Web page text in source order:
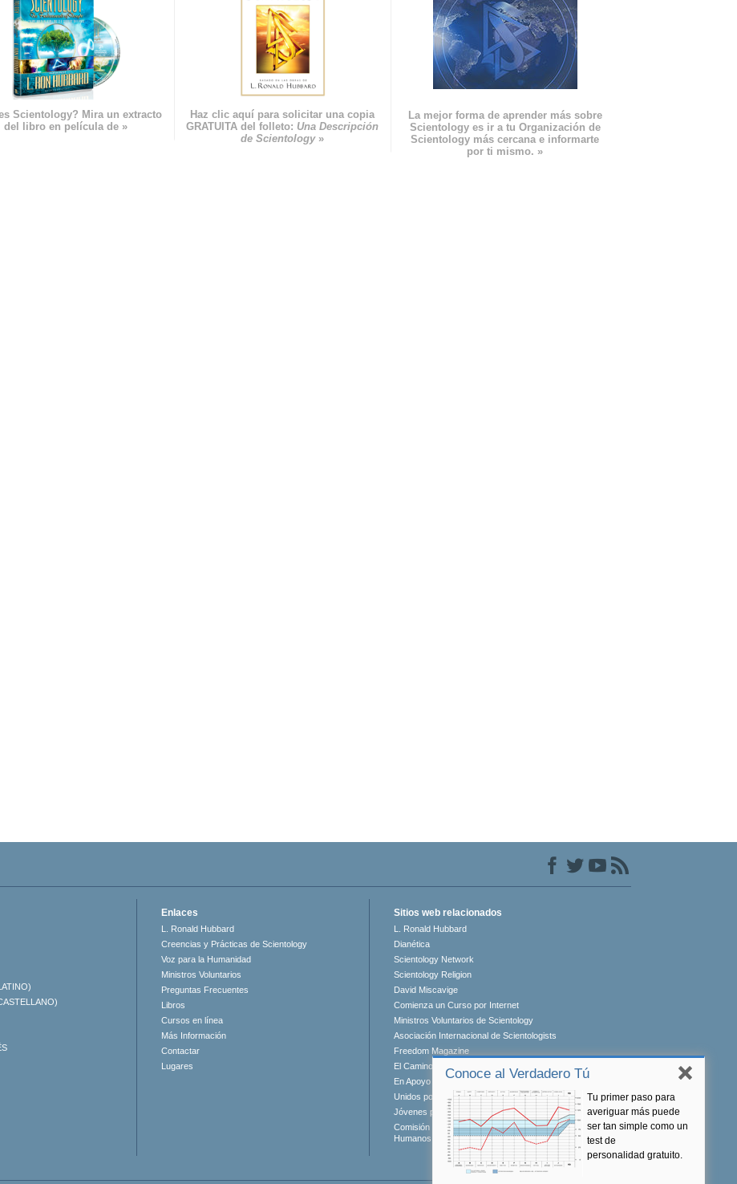
Scientology? Mira un extracto
del libro en película de »
Haz clic aquí para solicitar una copia
GRATUITA del folleto: Una Descripción
de Scientology»
La mejor forma de aprender más sobre
Scientology es ir a tu Organización de
Scientology más cercana e informarte
por ti mismo. »
Conoce al Verdadero Tú
Tu primer paso para
averiguar más puede
ser tan simple como un
test de
personalidad gratuito.
Enlaces
L. Ronald Hubbard
Creencias y Prácticas de Scientology
Voz para la Humanidad
Ministros Voluntarios
Preguntas Frecuentes
Libros
Cursos en línea
Más Información
Contactar
Lugares
Sitios web relacionados
L. Ronald Hubbard
Dianética
Scientology Network
Scientology Religion
David Miscavige
Comienza un Curso por Internet
Ministros Voluntarios de Scientology
Asociación Internacional de Scientologists
Freedom Magazine
El Camino a la Felicidad
En Apoyo de Un Mundo Sin Drogas
Unidos por los Derechos Humanos
Jóvenes por los Derechos Humanos
Comisión de Ciudadanos por los Derechos
Humanos